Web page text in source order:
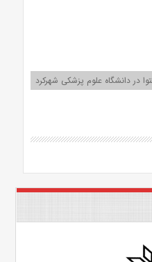
در دانشگاه علوم پزشکی شهرکرد